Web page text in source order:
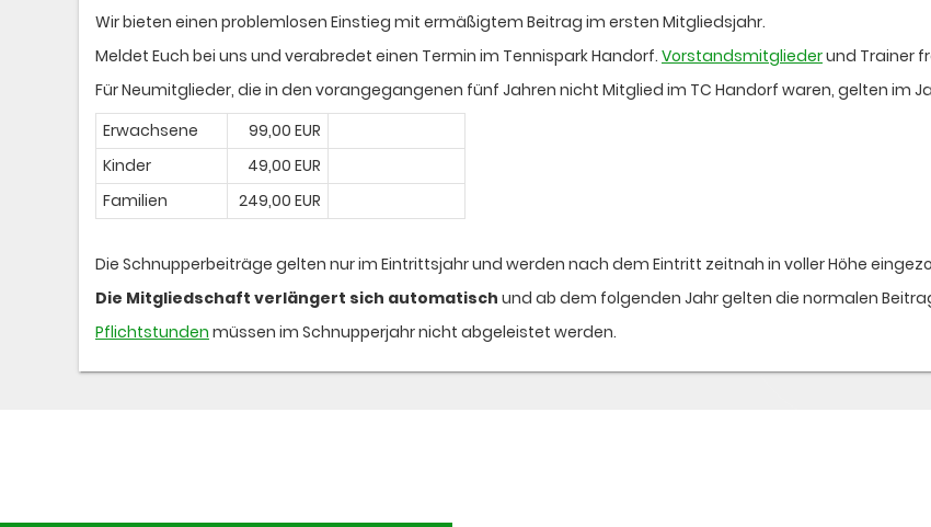
Wir bieten einen problemlosen Einstieg mit ermäßigtem Beitrag im ersten Mitgliedsjahr.
Meldet Euch bei uns und verabredet einen Termin im Tennispark Handorf. Vorstandsmitgliederund Trainer
Für Neumitglieder, die in den vorangegangenen fünf Jahren nicht Mitglied im TC Handorf waren, gelten im
Erwachsene
99,00 EUR
Kinder
49,00 EUR
Familien
249,00 EUR
Die Schnupperbeiträge gelten nur im Eintrittsjahr und werden nach dem Eintritt zeitnah in voller Höhe
Die Mitgliedschaft verlängert sich automatisch und ab dem folgenden Jahr gelten die normalen
Pflichtstunden müssen im Schnupperjahr nicht abgeleistet werden.